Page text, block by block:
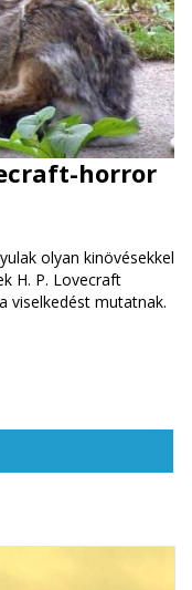
horror
olyan kinövésekkel
H. P. Lovecraft
viselkedést mutatnak.